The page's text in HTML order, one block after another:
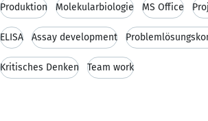
Produktion Molekularbiologie MS Office
ELISA Assay development
Kritisches Denken Team work